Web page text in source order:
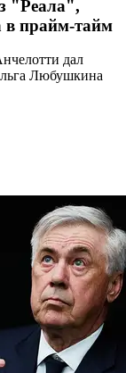
"Реала",
прайм-тайм
дал
Любушкина